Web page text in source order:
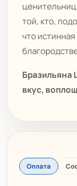
той, кто,
что
Бразильяна
вкус,
Оплата